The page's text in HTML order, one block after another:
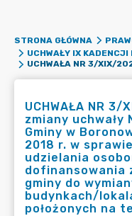
STRONA GŁÓWNA
UCHWAŁY IX KADENCJI
UCHWAŁA NR
zmiany uchwały
Gminy w
2018 r. w
udzielania
dofinansowania
gminy do
budynkach/
położonych na